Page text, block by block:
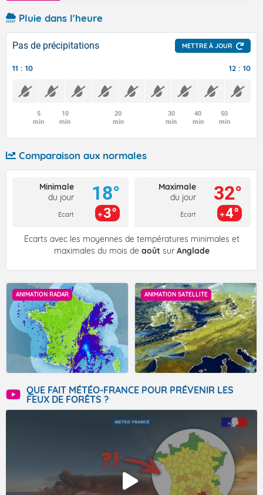
Pluie dans l'heure
Pas de précipitations METTRE À JOUR
11 : 10 12 : 10
5
min
10
min
20
min
30
min
40
min
50
min
Comparaison aux normales
Minimale
du jour
Ecart
18°
3°
Maximale
du jour
Ecart
32°
4°
Écarts avec les moyennes de températures minimales et
maximales du mois de août sur Anglade
ANIMATION RADAR ANIMATION SATELLITE
QUE FAIT MÉTÉO-FRANCE POUR PRÉVENIR LES
FEUX DE FORÊTS ?